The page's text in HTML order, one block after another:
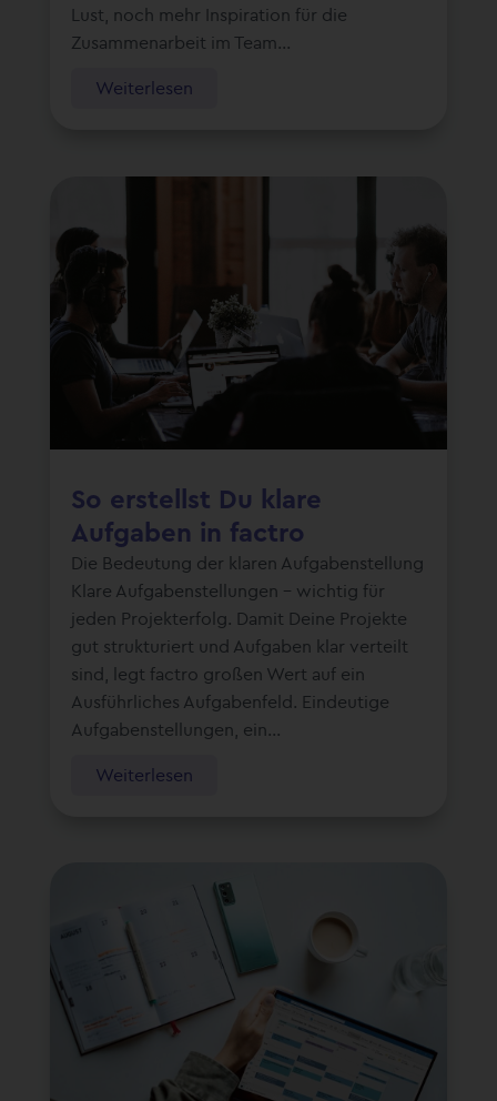
Lust, noch mehr Inspiration für die
Zusammenarbeit im Team...
Weiterlesen
So erstellst Du klare
Aufgaben in factro
Die Bedeutung der klaren Aufgabenstellung
Klare Aufgabenstellungen – wichtig für
jeden Projekterfolg. Damit Deine Projekte
gut strukturiert und Aufgaben klar verteilt
sind, legt factro großen Wert auf ein
Ausführliches Aufgabenfeld. Eindeutige
Aufgabenstellungen, ein...
Weiterlesen